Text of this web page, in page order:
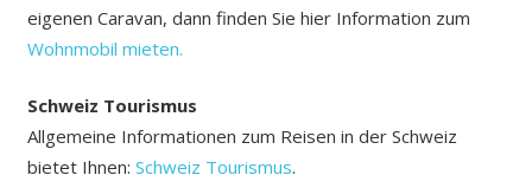
eigenen Caravan, dann finden Sie hier Information zum
Wohnmobil mieten.
Schweiz Tourismus
Allgemeine Informationen zum Reisen in der Schweiz
bietet Ihnen: Schweiz Tourismus.